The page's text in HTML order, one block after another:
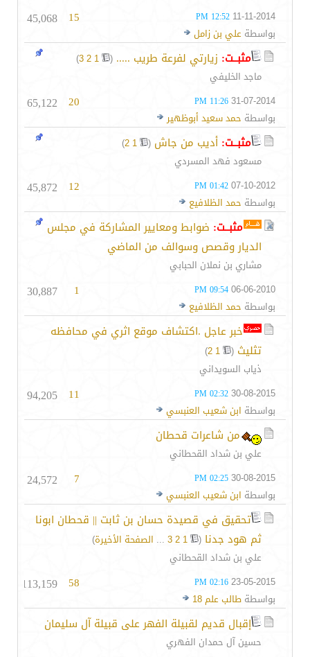
11-11-2014
12:52 PM
بواسطة علي بن زامل
15
45,068
مثبــت: زيارتي لفرعة طريب ..... (
1
2
3
)
ماجد الخليفي
31-07-2014
11:26 PM
بواسطة حمد سعيد أبوظهير
20
65,122
مثبــت: أديب من جاش (
1
2
)
مسعود فهد المسردي
07-10-2012
01:42 PM
بواسطة حمد الظلافيع
12
45,872
مثبــت: ضوابط ومعايير المشاركة في مجلس
الديار وقصص وسوالف من الماضي
مشاري بن نملان الحبابي
06-06-2010
09:54 PM
بواسطة حمد الظلافيع
1
30,887
خبر عاجل .اكتشاف موقع اثري في محافظه
تثليث (
1
2
)
ذياب السويداني
30-08-2015
02:32 PM
بواسطة ابن شعيب العنبسي
11
94,205
من شاعرات قحطان
علي بن شداد القحطاني
30-08-2015
02:25 PM
بواسطة ابن شعيب العنبسي
7
24,572
تحقيق في قصيدة حسان بن ثابت || قحطان ابونا
ثم هود جدنا (
1
2
3
... الصفحة الأخيرة)
علي بن شداد القحطاني
23-05-2015
02:16 PM
بواسطة طالب علم 18
58
113,159
إقبال قديم لقبيلة الفهر على قبيلة آل سليمان
حسين آل حمدان الفهري